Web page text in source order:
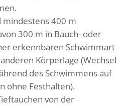
mindestens 400 m
300 m in Bauch- oder
erkennbaren Schwimmart
Körperlage (Wechsel
des Schwimmens auf
ohne Festhalten).
von der